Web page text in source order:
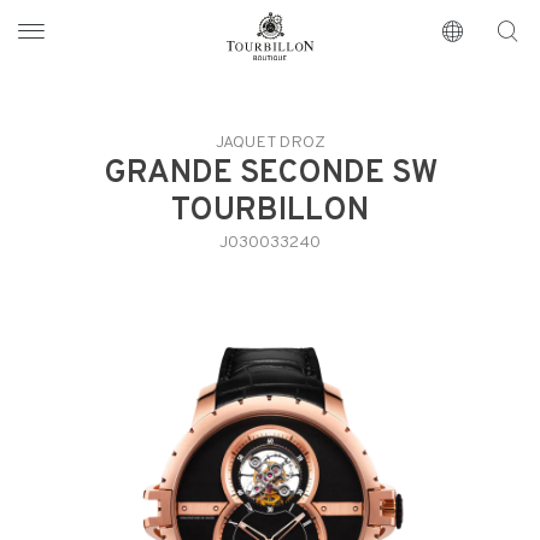
https://www.tourbillon.com/index.php/zh-hant
JAQUET DROZ
GRANDE SECONDE SW
TOURBILLON
J030033240